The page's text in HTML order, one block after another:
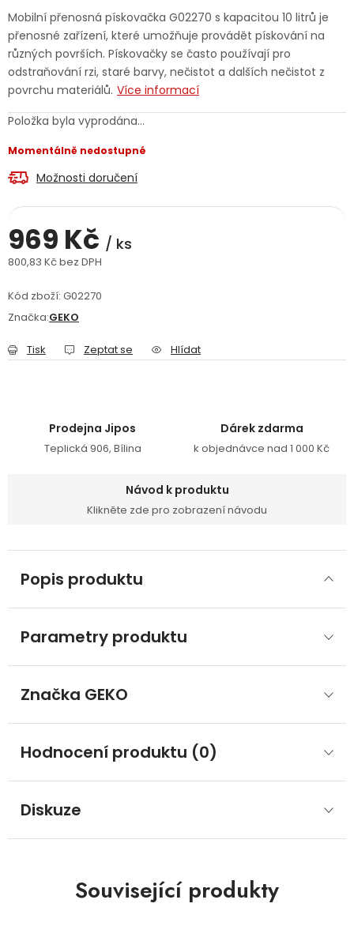
Značky
Velkoobchodní spolupráce (B2B)
Servis nářadí Hodnocení obchodu
Doprava a platba
Reklamační formulář
Obchodní podmínky Reklamační řád
Mobilní přenosná pískovačka G02270 s kapacitou 10 litrů je
přenosné zařízení, které umožňuje provádět pískování na
různých površích. Pískovačky se často používají pro
odstraňování rzi, staré barvy, nečistot a dalších nečistot z
povrchu materiálů. Více informací
Položka byla vyprodána…
Momentálně nedostupné
Možnosti doručení
969 Kč / ks
800,83 Kč bez DPH
Kód zboží: G02270
Značka:GEKO
Tisk Zeptat se Hlídat
Prodejna Jipos
Teplická 906, Bílina
Dárek zdarma
k objednávce nad 1 000 Kč
Návod k produktu
Klikněte zde pro zobrazení návodu
Popis produktu
Parametry produktu
Značka GEKO
Hodnocení produktu (0)
Diskuze
Související produkty